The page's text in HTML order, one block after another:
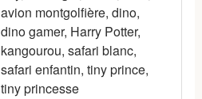
avion montgolfière, dino,
dino gamer, Harry Potter,
kangourou, safari blanc,
safari enfantin, tiny prince,
tiny princesse